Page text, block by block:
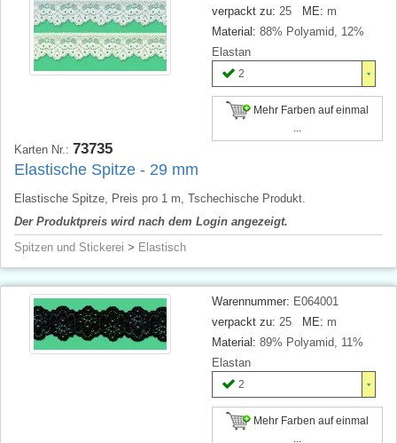
verpackt zu: 25 ME: m
Material: 88% Polyamid, 12%
Elastan
2
Mehr Farben auf einmal
Karten Nr.: 73735
Elastische Spitze - 29 mm
Elastische Spitze, Preis pro 1 m, Tschechische Produkt.
Der Produktpreis wird nach dem Login angezeigt.
Spitzen und Stickerei > Elastisch
Warennummer: E064001
verpackt zu: 25 ME: m
Material: 89% Polyamid, 11%
Elastan
2
Mehr Farben auf einmal